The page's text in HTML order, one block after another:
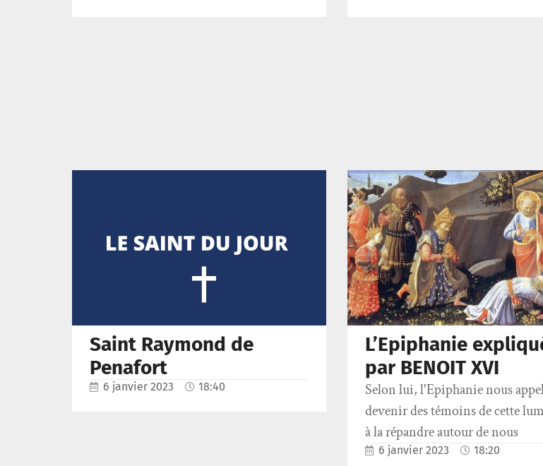
Saint Raymond de
Penafort
6 janvier 2023 18:40
L’Epiphanie
par BENOIT XVI
Selon lui, l'Epiphanie nous
devenir des témoins de cette
à la répandre autour de nous
6 janvier 2023 18:20